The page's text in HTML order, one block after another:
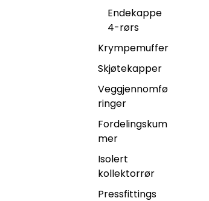
Endekappe
4-rørs
Krympemuffer
Skjøtekapper
Veggjennomfø
ringer
Fordelingskum
mer
Isolert
kollektorrør
Pressfittings